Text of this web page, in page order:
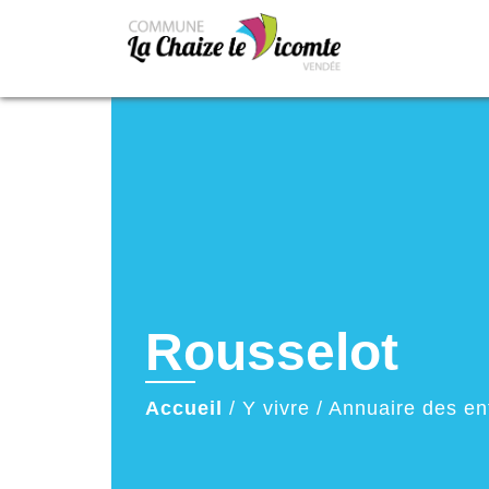
Rousselot
Accueil / Y vivre / Annuaire des